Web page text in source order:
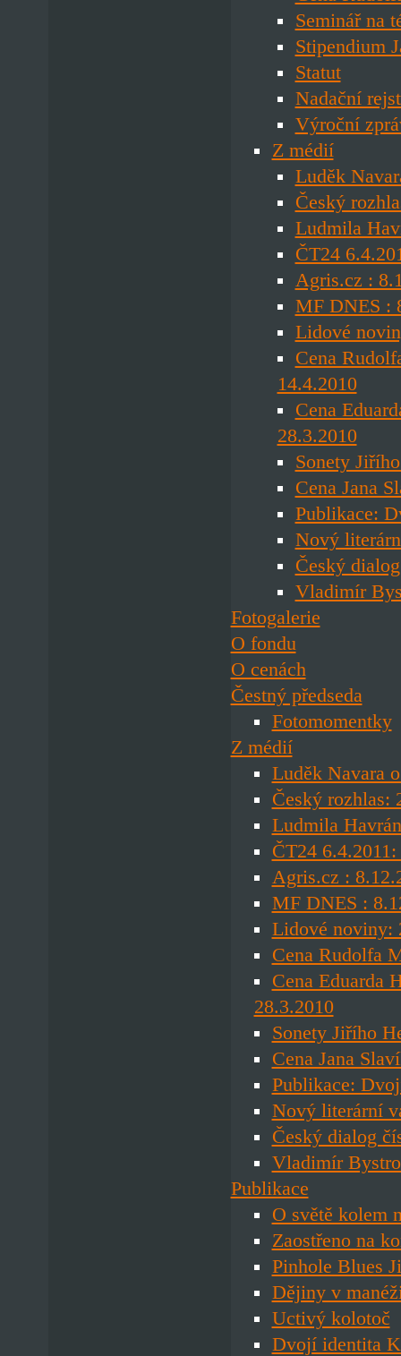
Seminář na
Stipendium
Statut
Nadační
Výroční
Z médií
Luděk
Český
Ludmila
ČT24
Agris.cz :
MF DNES :
Lidové
Cena
14.4.2010
Cena
28.3.2010
Sonety
Cena Jana
Publikace:
Nový
Český
Vladimír
Fotogalerie
O fondu
O cenách
Čestný předseda
Fotomomentky
Z médií
Luděk Navara
Český rozhlas:
Ludmila
ČT24
Agris.cz :
MF DNES :
Lidové noviny:
Cena Rudolfa
Cena Eduarda
28.3.2010
Sonety Jiřího
Cena Jana
Publikace:
Nový literární
Český dialog
Vladimír
Publikace
O světě kolem
Zaostřeno na
Pinhole Blues
Dějiny v
Uctivý kolotoč
Dvojí identita